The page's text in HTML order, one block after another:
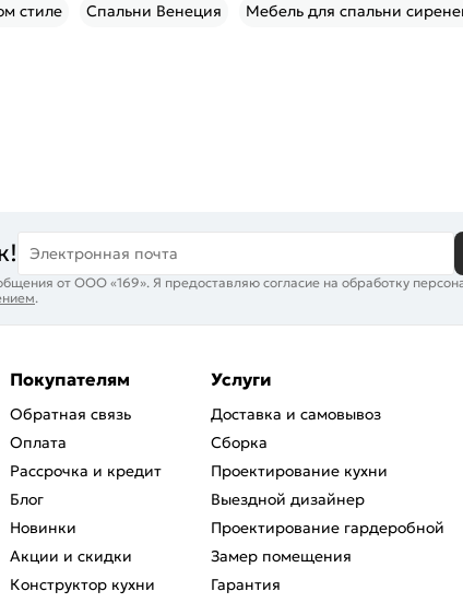
стиле Спальни Венеция Мебель для спальни
Электронная почта
от ООО «169». Я предоставляю согласие на обработку
.
Покупателям
Обратная связь
Оплата
Рассрочка и кредит
Блог
Новинки
Акции и скидки
Конструктор кухни
Услуги
Доставка и самовывоз
Сборка
Проектирование кухни
Выездной дизайнер
Проектирование гардеробной
Замер помещения
Гарантия